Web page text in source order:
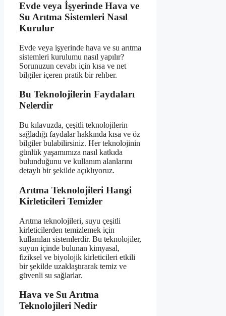
Evde veya İşyerinde Hava ve
Su Arıtma Sistemleri Nasıl
Kurulur
Evde veya işyerinde hava ve su arıtma
sistemleri kurulumu nasıl yapılır?
Sorunuzun cevabı için kısa ve net
bilgiler içeren pratik bir rehber.
Bu Teknolojilerin Faydaları
Nelerdir
Bu kılavuzda, çeşitli teknolojilerin
sağladığı faydalar hakkında kısa ve öz
bilgiler bulabilirsiniz. Her teknolojinin
günlük yaşamımıza nasıl katkıda
bulunduğunu ve kullanım alanlarını
detaylı bir şekilde açıklıyoruz.
Arıtma Teknolojileri Hangi
Kirleticileri Temizler
Arıtma teknolojileri, suyu çeşitli
kirleticilerden temizlemek için
kullanılan sistemlerdir. Bu teknolojiler,
suyun içinde bulunan kimyasal,
fiziksel ve biyolojik kirleticileri etkili
bir şekilde uzaklaştırarak temiz ve
güvenli su sağlarlar.
Hava ve Su Arıtma
Teknolojileri Nedir